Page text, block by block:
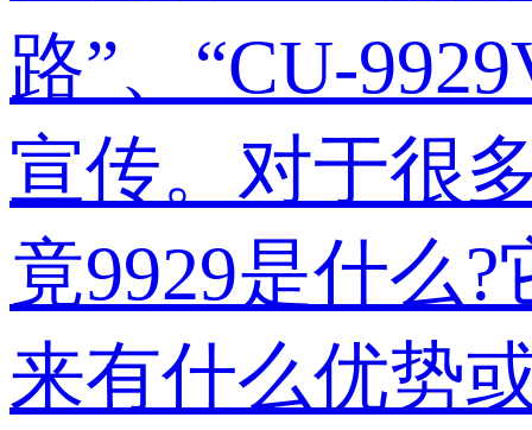
路”、“CU-
宣传。对于很
竟9929是什么
来有什么优势